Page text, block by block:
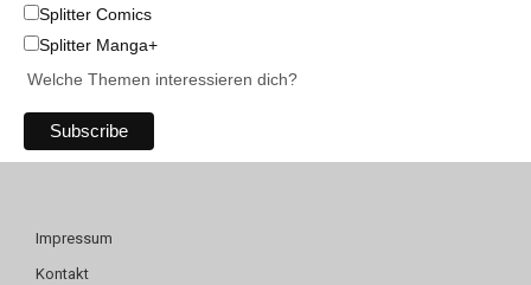
Splitter Comics
Splitter Manga+
Welche Themen interessieren dich?
Impressum
Kontakt